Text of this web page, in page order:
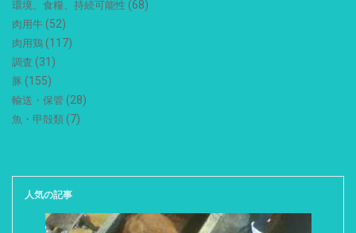
環境、食糧、持続可能性 (68)
肉用牛 (52)
肉用鶏 (117)
調査 (31)
豚 (155)
輸送・保管 (28)
魚・甲殻類 (7)
人気の記事